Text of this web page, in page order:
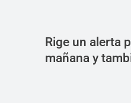
Rige un alerta
mañana y